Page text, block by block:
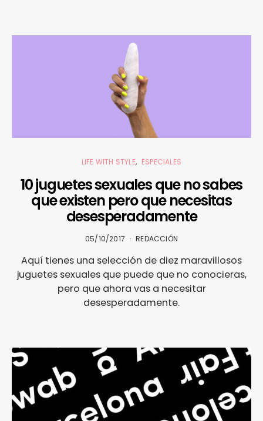
LIFE WITH STYLE ESPECIALES
10 juguetes sexuales que no sabes
que existen pero que necesitas
desesperadamente
05/10/2017 REDACCIÓN
Aquí tienes una selección de diez maravillosos
juguetes sexuales que puede que no conocieras,
pero que ahora vas a necesitar
desesperadamente.